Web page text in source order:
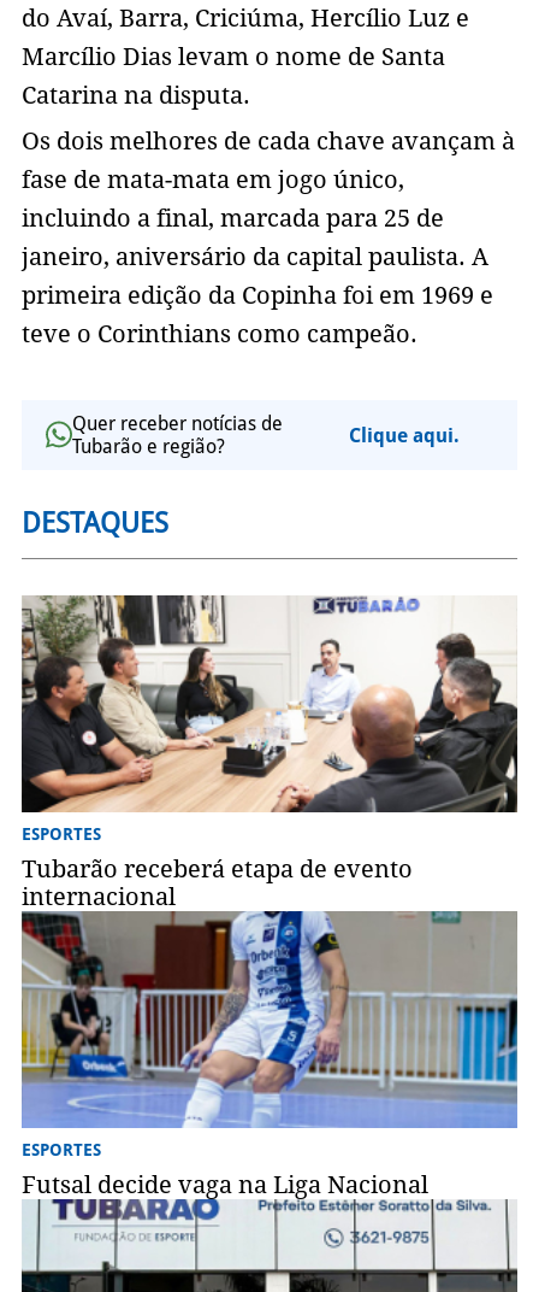
do Avaí, Barra, Criciúma, Hercílio Luz e
Marcílio Dias levam o nome de Santa
Catarina na disputa.
Os dois melhores de cada chave avançam à
fase de mata-mata em jogo único,
incluindo a final, marcada para 25 de
janeiro, aniversário da capital paulista. A
primeira edição da Copinha foi em 1969 e
teve o Corinthians como campeão.
Quer receber notícias de
Tubarão e região?
Clique aqui.
DESTAQUES
ESPORTES
Tubarão receberá etapa de evento
internacional
ESPORTES
Futsal decide vaga na Liga Nacional